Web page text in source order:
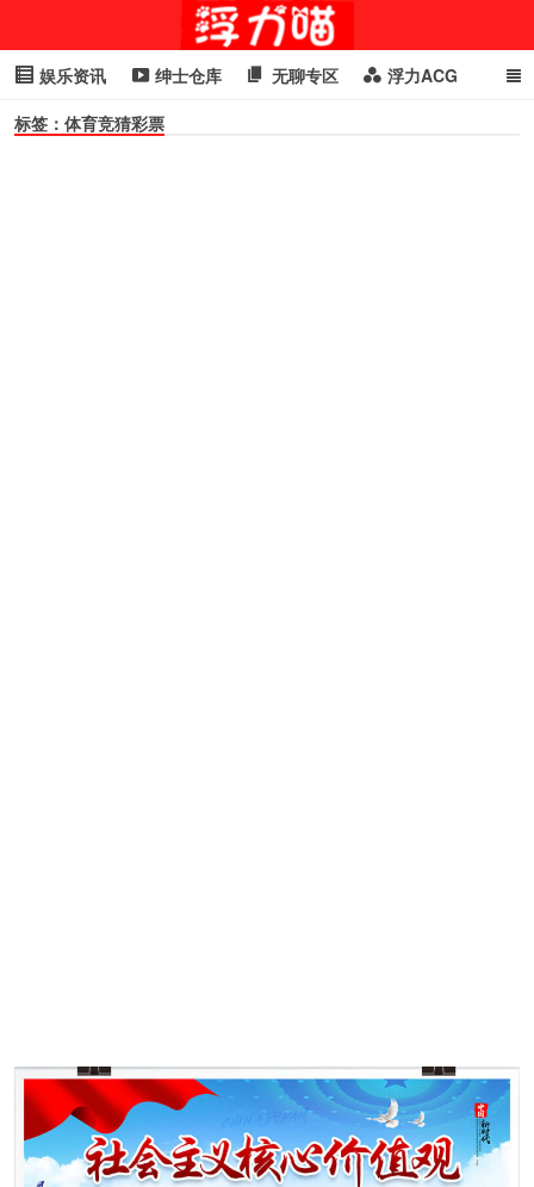
娱乐资讯 绅士仓库 无聊专区 浮力ACG
浮力GIF 明星头条
标签：体育竞猜彩票